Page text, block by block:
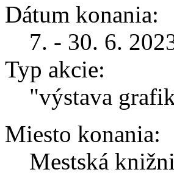
Dátum konania:
7. - 30. 6.
Typ akcie:
"výstava
Miesto konania:
Mestská